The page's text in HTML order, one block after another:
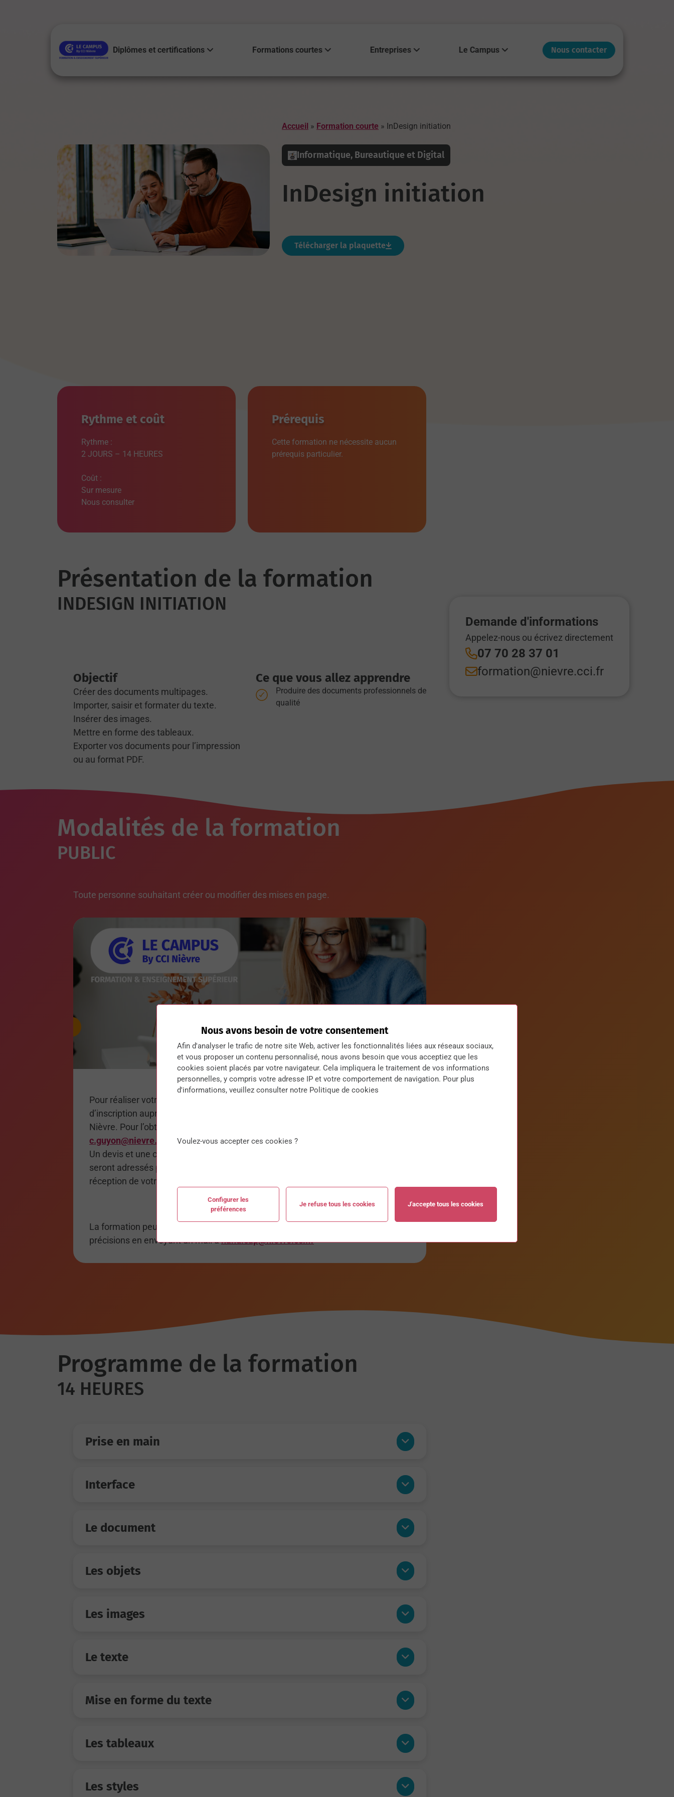
Diplômes et certifications Formations courtes Entreprises Le Campus Nous contacter
Accueil » Formation courte » InDesign initiation
Informatique, Bureautique et Digital
InDesign initiation
Télécharger la plaquette
Rythme et coût
Rythme :
2 JOURS – 14 HEURES
Coût :
Sur mesure
Nous consulter
Prérequis
Cette formation ne nécessite aucun
prérequis particulier.
Demande d'informations
Appelez-nous ou écrivez directement
07 70 28 37 01
formation@nievre.cci.fr
Présentation de la formation
INDESIGN INITIATION
Objectif
Créer des documents multipages.
Importer, saisir et formater du texte.
Insérer des images.
Mettre en forme des tableaux.
Exporter vos documents pour l’impression
ou au format PDF.
Ce que vous allez apprendre
Produire des documents professionnels de
qualité
Modalités de la formation
PUBLIC
Toute personne souhaitant créer ou modifier des mises en page.
Pour réaliser votre dossier de formation, vous devez compléter le bulletin
d’inscription auprès du Pôle Formation Professionnelle du Campus by CCI
Nièvre. Pour l’obtenir, merci d’en faire la demande par email à
c.guyon@nievre.cci.fr
Un devis et une convention de formation précisant vos dates de formation vous
seront adressés par email ou par courrier dans un délai de 72 heures après
réception de votre demande.
La formation peut accepter les personnes en situation de handicap. Plus de
précisions en envoyant un mail àhandicap@nievre.cci.fr
Programme de la formation
14 HEURES
Prise en main
Interface
Le document
Les objets
Les images
Le texte
Mise en forme du texte
Les tableaux
Les styles
Nous avons besoin de votre consentement
Afin d'analyser le trafic de notre site Web, activer les fonctionnalités liées aux réseaux sociaux,
et vous proposer un contenu personnalisé, nous avons besoin que vous acceptiez que les
cookies soient placés par votre navigateur. Cela impliquera le traitement de vos informations
personnelles, y compris votre adresse IP et votre comportement de navigation. Pour plus
d'informations, veuillez consulter notre Politique de cookies
Voulez-vous accepter ces cookies ?
Configurer les
préférences
Je refuse tous les cookies J'accepte tous les cookies